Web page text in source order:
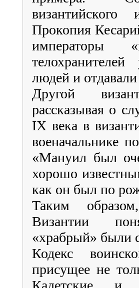
Прокопия
императоры
людей и
Другой
рассказывая о
IX века в
военачальнике
«Мануил был
хорошо
как он был по
Таким
Византии
«храбрый» были
Кодекс
присущее не